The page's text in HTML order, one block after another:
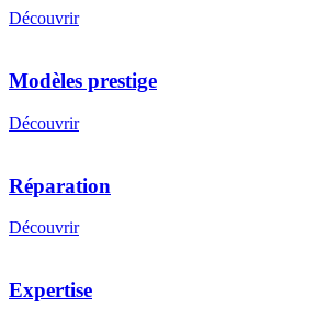
Découvrir
Modèles prestige
Découvrir
Réparation
Découvrir
Expertise